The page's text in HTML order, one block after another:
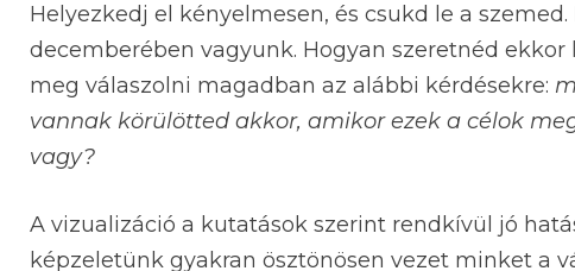
Helyezkedj el kényelmesen, és csukd le a
decemberében vagyunk. Hogyan szeretnéd
meg válaszolni magadban az alábbi kérdésekre:
vannak körülötted akkor, amikor ezek a célok
vagy?
A vizualizáció a kutatások szerint rendkívül jó
képzeletünk gyakran ösztönösen vezet minket a